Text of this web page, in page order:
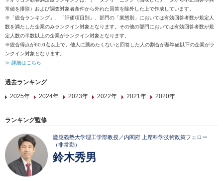
常値を排除）および調査対象者条件から外れた回答を除外した上で作成しています。
※「総合ランキング」、「評価項目別」、部門の「業態別」においては有効回答者数が規定人
数を満たした企業のみランクイン対象となります。その他の部門においては有効回答者数が規
定人数の半数以上の企業がランクイン対象となります。
※総合得点が60.0点以上で、他人に薦めたくないと回答した人の割合が基準値以下の企業がラ
ンクイン対象となります。
≫ 詳細はこちら
過去ランキング
2025年
2024年 2023年 2022年 2021年 2020年
ランキング監修
慶應義塾大学理工学部教授／内閣府 上席科学技術政策フェロー
（非常勤）
鈴木秀男